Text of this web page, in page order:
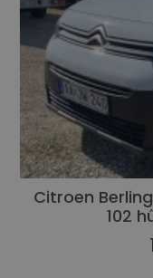
Citroen
102